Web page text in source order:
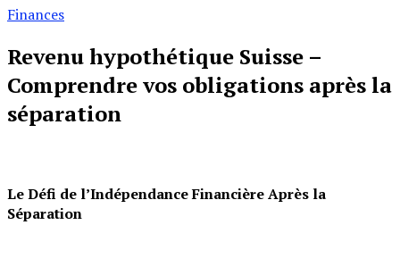
Finances
Revenu hypothétique Suisse –
Comprendre vos obligations après la
séparation
Le Défi de l’Indépendance Financière Après la
Séparation